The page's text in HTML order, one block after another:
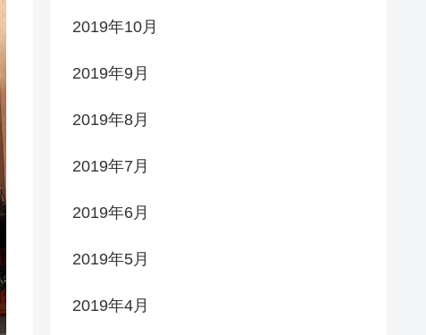
2019年10月
2019年9月
2019年8月
2019年7月
2019年6月
2019年5月
2019年4月